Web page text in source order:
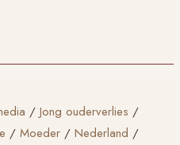
/Jong ouderverlies /
/ Moeder / Nederland /